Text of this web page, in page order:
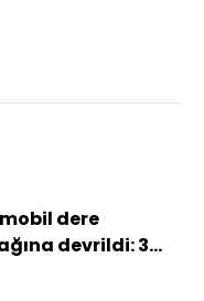
dere
devrildi: 3